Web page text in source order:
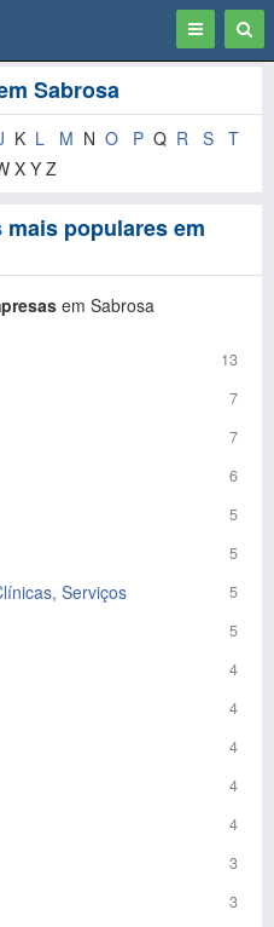
Toggle
navigation
Sabrosa
K L M N O P Q R S T
X Y Z
populares em
em Sabrosa
13
7
7
6
5
5
Serviços 5
5
4
4
4
4
4
3
3